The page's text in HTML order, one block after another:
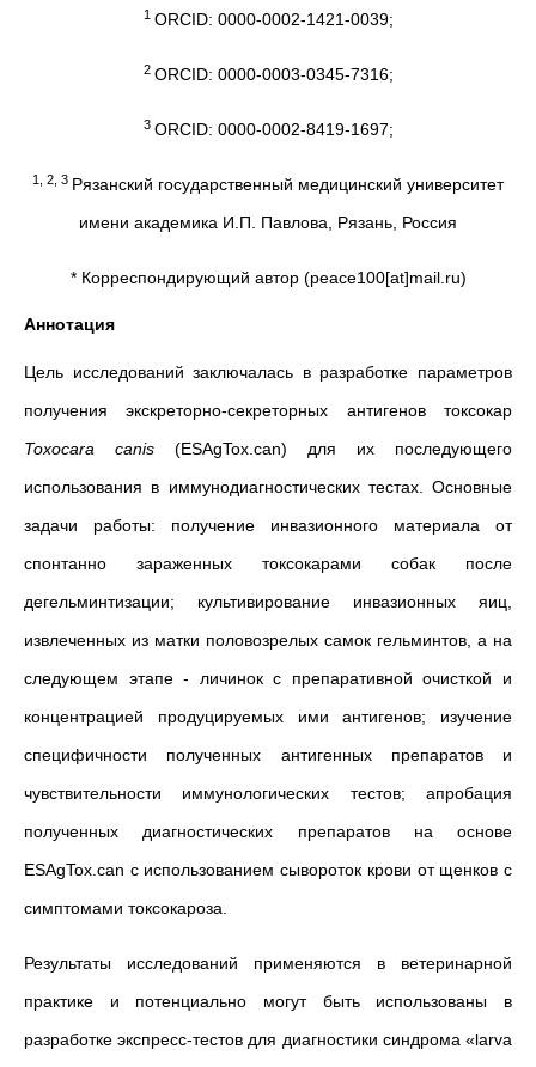
1 ORCID: 0000-0002-1421-0039;
2 ORCID: 0000-0003-0345-7316;
3 ORCID: 0000-0002-8419-1697;
1, 2, 3 Рязанский государственный медицинский университет
имени академика И.П. Павлова, Рязань, Россия
* Корреспондирующий автор (peace100[at]mail.ru)
Аннотация
Цель исследований заключалась в разработке параметров
получения экскреторно-секреторных антигенов токсокар
Toxocara
canis (ESAgTox.can) для их последующего
использования в иммунодиагностических тестах. Основные
задачи работы: получение инвазионного материала от
спонтанно зараженных токсокарами собак после
дегельминтизации; культивирование инвазионных яиц,
извлеченных из матки половозрелых самок гельминтов, а на
следующем этапе - личинок с препаративной очисткой и
концентрацией продуцируемых ими антигенов; изучение
специфичности полученных антигенных препаратов и
чувствительности иммунологических тестов; апробация
полученных диагностических препаратов на основе
ESAgTox.can с использованием сывороток крови от щенков с
симптомами токсокароза.
Результаты исследований применяются в ветеринарной
практике и потенциально могут быть использованы в
разработке экспресс-тестов для диагностики синдрома «larva